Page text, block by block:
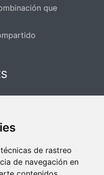
de rastreo
de navegación en
que